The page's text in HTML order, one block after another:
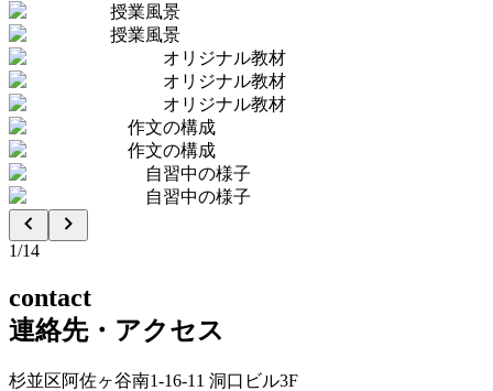
授業風景
授業風景
オリジナル教材
オリジナル教材
オリジナル教材
作文の構成
作文の構成
自習中の様子
自習中の様子
1/14
contact
連絡先・アクセス
杉並区阿佐ヶ谷南1-16-11 洞口ビル3F